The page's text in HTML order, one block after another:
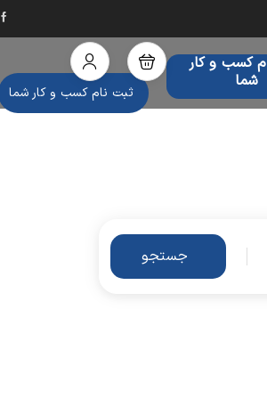
کسب و کار
شما
ثبت نام کسب و کار شما
جستجو